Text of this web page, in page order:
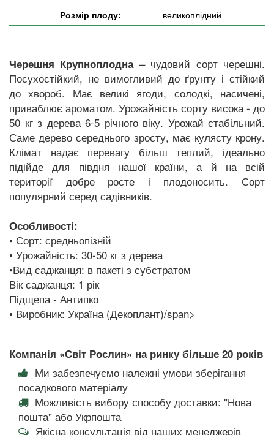
Розмір плоду:
великоплідний
Черешня Крупноплодна– чудовий сорт черешні.
Посухостійкий, не вимогливий до ґрунту і стійкий
до хвороб. Має великі ягоди, солодкі, насичені,
приваблює ароматом. Урожайність сорту висока - до
50 кг з дерева 6-5 річного віку. Урожай стабільний.
Саме дерево середнього зросту, має кулясту крону.
Клімат надає перевагу більш теплий, ідеально
підійде для півдня нашої країни, а й на всій
території добре росте і плодоносить. Сорт
популярний серед садівників.
Особливості:
• Сорт: средньопізній
• Урожайність: 30-50 кг з дерева
•Вид саджанця: в пакеті з субстратом
Вік саджанця: 1 рік
Підщепа - Антипко
• Виробник: Україна (Декоплант)/span>
Компанія «Світ Рослин» на ринку більше 20 років
Ми забезпечуємо належні умови зберігання
посадкового матеріалу
Можливість вибору способу доставки: "Нова
пошта" або Укрпошта
Якісна консультація від наших менеджерів